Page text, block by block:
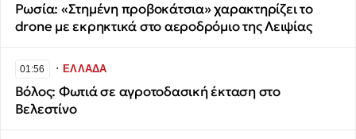
Ρωσία: «Στημένη προβοκάτσια» χαρακτηρίζει το
drone με εκρηκτικά στο αεροδρόμιο της Λειψίας
01:56 ∙ΕΛΛΑΔΑ
Βόλος: Φωτιά σε αγροτοδασική έκταση στο
Βελεστίνο